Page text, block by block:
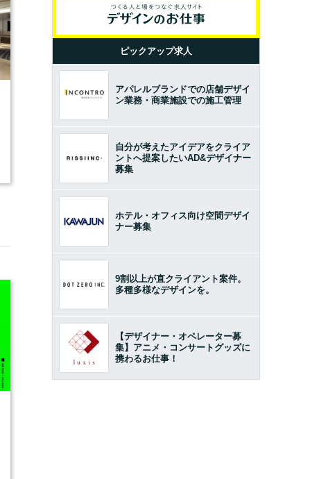
ピックアップ求人
アパレルブランドでの店舗デザイ
ン業務・商業施設での施工管理
自分が考えたアイデアをクライア
ントへ提案したいAD&デザイナー
募集
ホテル・オフィス向け空間デザイ
ナー募集
9割以上が直クライアント案件。
多種多様なデザインを。
【デザイナー・オペレーター募
集】アニメ・コンサートグッズに
携わるお仕事！